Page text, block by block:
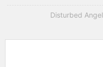
Disturbed Angel